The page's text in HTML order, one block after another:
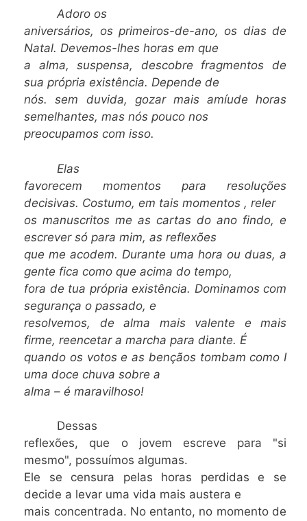
Adoro os
aniversários, os primeiros-de-ano, os dias de
Natal. Devemos-lhes horas em que
a alma, suspensa, descobre fragmentos de
sua própria existência. Depende de
nós. sem duvida, gozar mais amíude horas
semelhantes, mas nós pouco nos
preocupamos com isso.
Elas
favorecem momentos para resoluções
decisivas. Costumo, em tais momentos , reler
os manuscritos me as cartas do ano findo, e
escrever só para mim, as reflexões
que me acodem. Durante uma hora ou duas, a
gente fica como que acima do tempo,
fora de tua própria existência. Dominamos com
segurança o passado, e
resolvemos, dealma mais valente e mais
firme,reencetar a marcha paradiante. É
quandoos votos e as bençãos tombam como I
uma doce chuva sobre a
alma – é maravilhoso!
Dessas
reflexões, que o jovem escreve para "si
mesmo", possuímos algumas.
Ele se censura pelas horas perdidas e se
decide a levar uma vida mais austera e
mais concentrada. No entanto, no momento de